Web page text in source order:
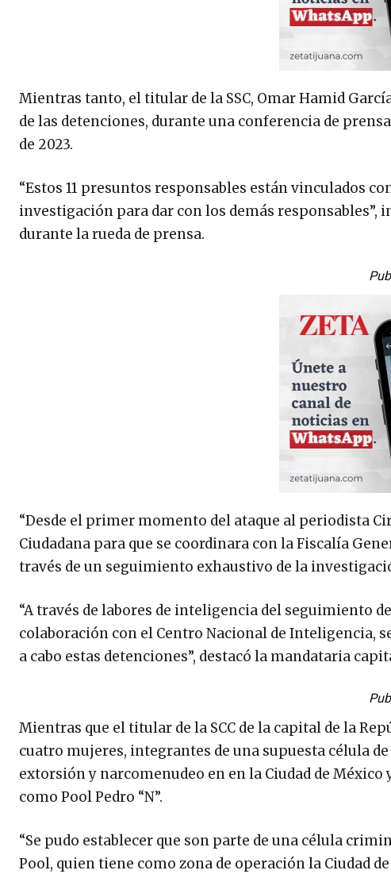
Mientras tanto, el titular de la SSC, Omar Hamid
de las detenciones, durante una conferencia de
de 2023.
“Estos 11 presuntos responsables están vinculados
investigación para dar con los demás responsables”,
durante la rueda de prensa.
“Desde el primer momento del ataque al periodista
Ciudadana para que se coordinara con la Fiscalía
través de un seguimiento exhaustivo de la
“A través de labores de inteligencia del seguimiento
colaboración con el Centro Nacional de Inteligencia,
a cabo estas detenciones”, destacó la mandataria
Mientras que el titular de la SCC de la capital de la
cuatro mujeres, integrantes de una supuesta célula
extorsión y narcomenudeo en en la Ciudad de
como Pool Pedro “N”.
“Se pudo establecer que son parte de una célula
Pool, quien tiene como zona de operación la Ciudad